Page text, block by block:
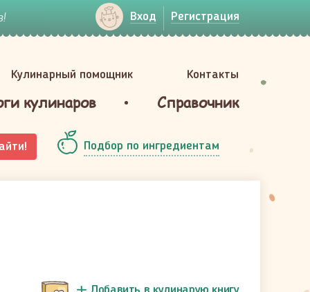
Вход Регистрация
Кулинарный помощник Контакты
кулинаров Справочник
Подбор по ингредиентам